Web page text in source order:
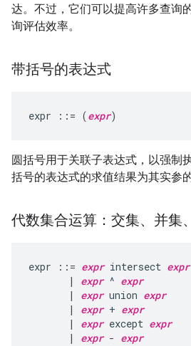
达。不过，它们可以提高许多查询
询评估效率。
带括号的表达式
expr ::= (expr
圆括号用于关联子表达式，以强制
括号的表达式的求值结果为其实参的
代数集合运算：交集、并集
expr ::= expr intersect expr
       |
expr ^ expr
       |
expr union expr
       |
expr + expr
       |
expr except expr
       |
expr - expr